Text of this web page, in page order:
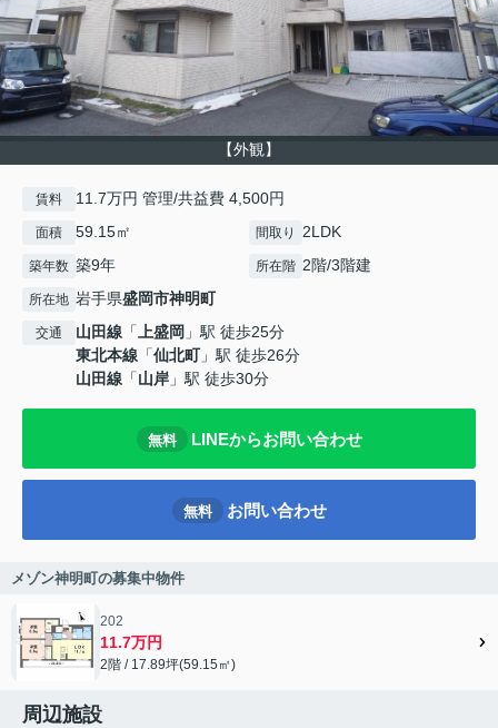
【外観】
賃料 11.7万円 管理/共益費 4,500円
面積 59.15㎡ 間取り 2LDK
築年数 築9年 所在階 2階/3階建
所在地 岩手県盛岡市神明町
交通 山田線 「上盛岡 」駅 徒歩25分
東北本線 「仙北町」駅 徒歩26分
山田線 「山岸 」駅 徒歩30分
無料 LINEからお問い合わせ
無料 お問い合わせ
メゾン神明町の募集中物件
202
11.7万円
2階 / 17.89坪(59.15㎡)
周辺施設